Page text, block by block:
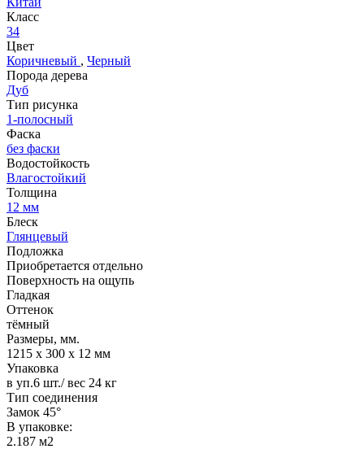
Класс
34
Цвет
Коричневый , Черный
Порода дерева
Дуб
Тип рисунка
1-полосный
Фаска
без фаски
Водостойкость
Влагостойкий
Толщина
12 мм
Блеск
Глянцевый
Подложка
Приобретается отдельно
Поверхность на ощупь
Гладкая
Оттенок
тёмный
Размеры, мм.
1215 х 300 х 12 мм
Упаковка
в уп.6 шт./ вес 24 кг
Тип соединения
Замок 45°
В упаковке:
2.187 м2